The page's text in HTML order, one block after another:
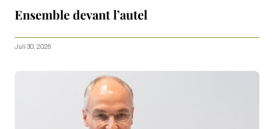
Ensemble devant l’autel
Juli 30, 2026